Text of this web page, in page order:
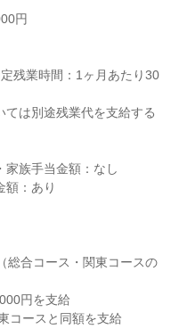
円
残業時間：1ヶ月あたり30
ては別途残業代を支給する
家族手当金額：なし
額：あり
総合コース・関東コースの
円を支給